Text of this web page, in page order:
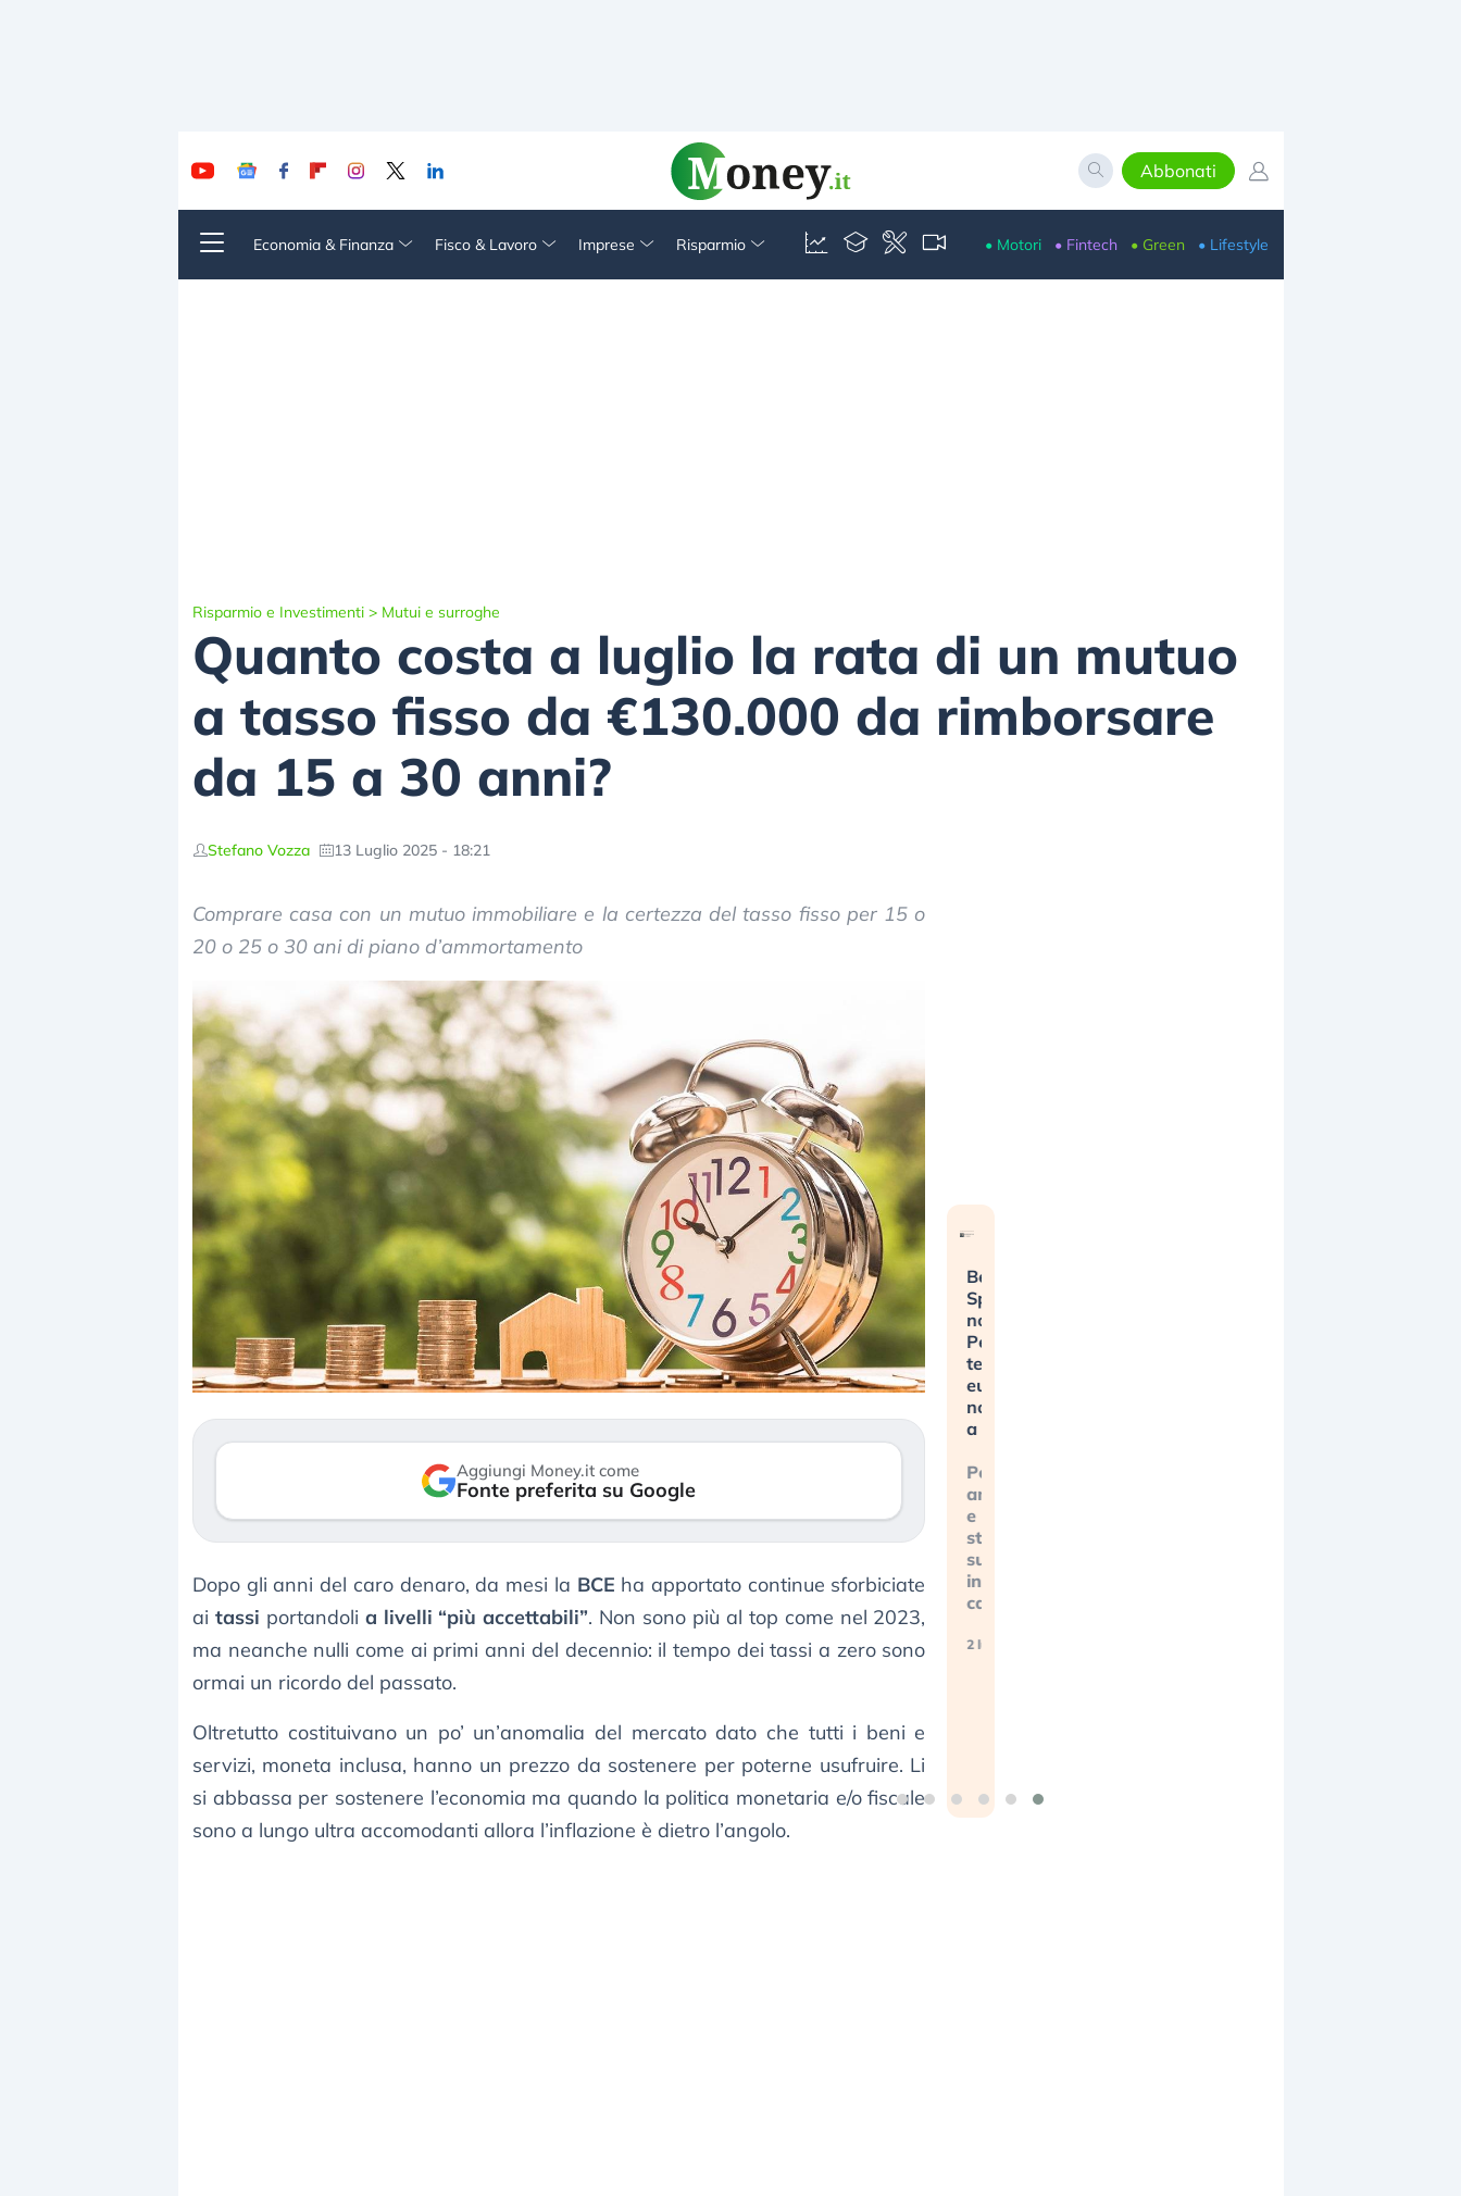
Abbonati
Economia & Finanza Fisco & Lavoro Imprese Risparmio • Motori • Fintech • Green • Lifestyle
Risparmio e Investimenti > Mutui e surroghe
Quanto costa a luglio la rata di un mutuo
a tasso fisso da €130.000 da rimborsare
da 15 a 30 anni?
Stefano Vozza 13 Luglio 2025 - 18:21
Comprare casa con un mutuo immobiliare e la certezza del tasso fisso per 15 o
20 o 25 o 30 ani di piano d’ammortamento
Aggiungi Money.it come
Fonte preferita su Google
Dopo gli anni del caro denaro, da mesi la BCE ha apportato continue sforbiciate
ai tassi portandoli a livelli “più accettabili”. Non sono più al top come nel 2023,
ma neanche nulli come ai primi anni del decennio: il tempo dei tassi a zero sono
ormai un ricordo del passato.
Oltretutto costituivano un po’ un’anomalia del mercato dato che tutti i beni e
servizi, moneta inclusa, hanno un prezzo da sostenere per poterne usufruire. Li
si abbassa per sostenere l’economia ma quando la politica monetaria e/o fiscale
sono a lungo ultra accomodanti allora l’inflazione è dietro l’angolo.
estreme
alla
correzione.
Cosa sta
Gli
investitori
finalmente
segni di
stanchezza
le (…)
3 agosto 2026
«La mia
vita è
rovinata».
Investitori
in preda
al panico
bolla AI
Il crollo
della
travolge
mentre
gli
investitori
retail (…)
30 luglio
Quando la
finanza pesa
più
dell’economia
reale.
L’America sta
La ricchezza
mondiale
cresce, ma è
sganciata
reale. (…)
Russia e Cina
pronti a
spegnere
Starlink. Gli
investitori
stanno
tech
continuano a
ignorare il
geopolitico:
il (…)
17 luglio 2026
La grande
operazione di
insabbiamento
sui data center
per l’AI,
spiegata sul
sembrano non
valere per i
le big (…)
9 luglio 2026
Bending
Spoons
non basta.
Perché la
tecnologia
europea
non riesce
a scalare?
Perché gli
americani
e i cinesi ci
stanno
superando
in ogni
campo (…)
2 luglio 2026